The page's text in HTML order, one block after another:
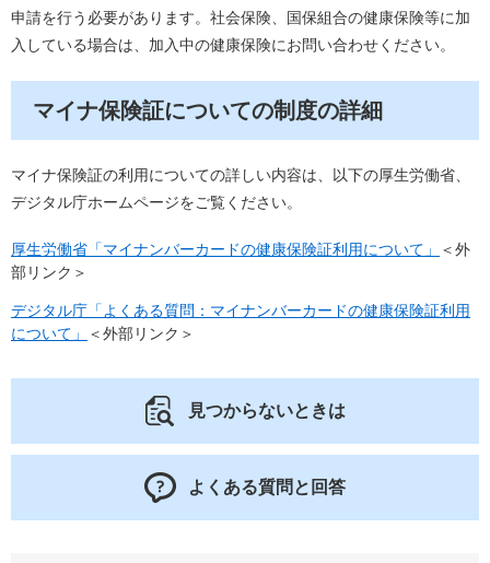
申請を行う必要があります。社会保険、国保組合の健康保険等に加
入している場合は、加入中の健康保険にお問い合わせください。
マイナ保険証についての制度の詳細
マイナ保険証の利用についての詳しい内容は、以下の厚生労働省、
デジタル庁ホームページをご覧ください。
厚生労働省「マイナンバーカードの健康保険証利用について」
＜外
部リンク＞
デジタル庁「よくある質問：マイナンバーカードの健康保険証利用
について」
＜外部リンク＞
見つからないときは
よくある質問と回答